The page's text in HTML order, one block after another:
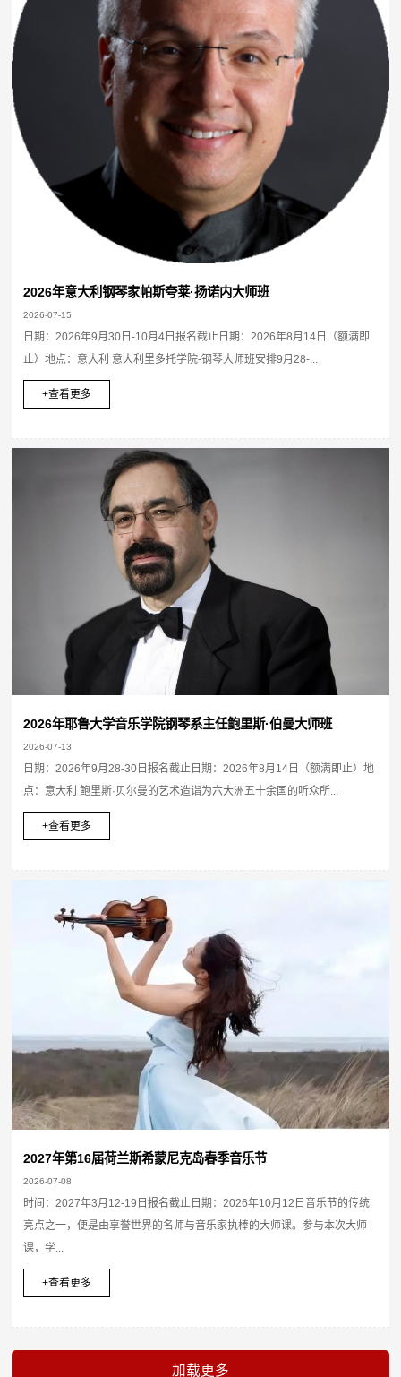
2026年意大利钢琴家帕斯夸莱·扬诺内大师班
2026-07-15
日期：2026年9月30日-10月4日报名截止日期：2026年8月14日（额满即
止）地点：意大利 意大利里多托学院-钢琴大师班安排9月28-...
+查看更多
2026年耶鲁大学音乐学院钢琴系主任鲍里斯·伯曼大师班
2026-07-13
日期：2026年9月28-30日报名截止日期：2026年8月14日（额满即止）地
点：意大利 鲍里斯·贝尔曼的艺术造诣为六大洲五十余国的听众所...
+查看更多
2027年第16届荷兰斯希蒙尼克岛春季音乐节
2026-07-08
时间：2027年3月12-19日报名截止日期：2026年10月12日音乐节的传统
亮点之一，便是由享誉世界的名师与音乐家执棒的大师课。参与本次大师
课，学...
+查看更多